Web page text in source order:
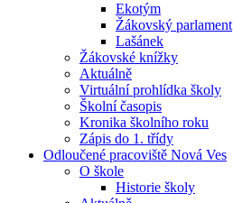
Ekotým
Žákovský parlament
Lašánek
Žákovské knížky
Aktuálně
Virtuální prohlídka školy
Školní časopis
Kronika školního roku
Zápis do 1. třídy
Odloučené pracoviště Nová Ves
O škole
Historie školy